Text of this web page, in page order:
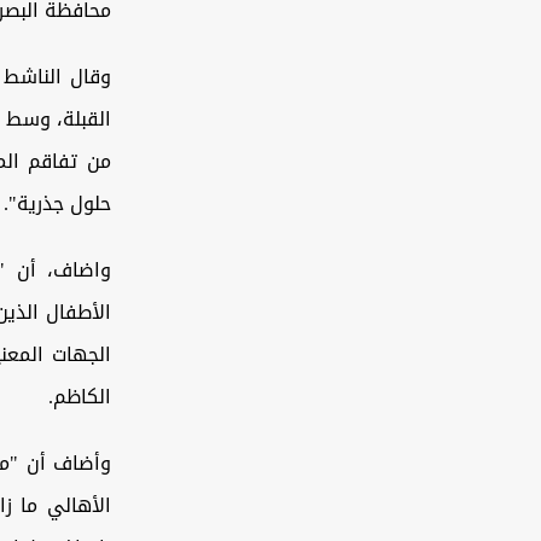
محافظة
وقال
القبلة،
من تفاقم
حلول جذرية".
واضاف، أن
الأطفال
الجهات
الكاظم.
وأضاف أن
الأهالي ما